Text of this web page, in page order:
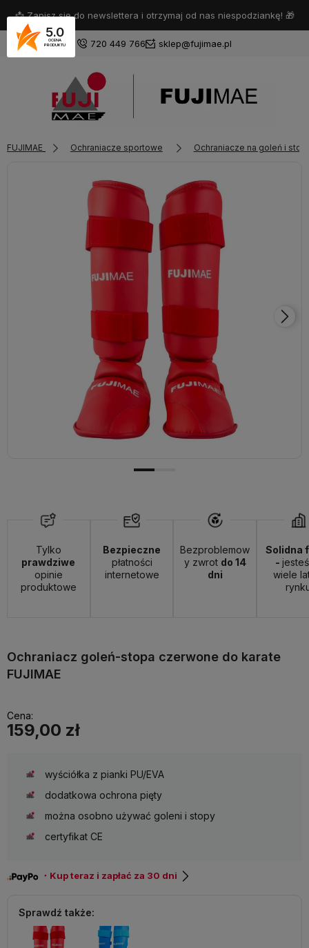
📩 Zapisz się do newslettera i otrzymaj od nas niespodziankę! 🎁
720 449 766 sklep@fujimae.pl
Załóż konto
Wybierz coś dla siebie z naszej aktualnej oferty lub zaloguj
się, aby przywrócić dodane produkty do listy z poprzedniej
FUJIMAE Ochraniacze sportowe Ochraniacze na goleń i
Tylko
prawdziwe
opinie
produktowe
Bezpieczne
płatności
internetowe
Bezproblemow
y zwrot do 14
dni
Solidna
-
wiele
Ochraniacz goleń-stopa czerwone do karate
FUJIMAE
Cena:
159,00 zł
wyściółka z pianki PU/EVA
dodatkowa ochrona pięty
można osobno używać goleni i stopy
certyfikat CE
・Kup teraz i zapłać za 30 dni
Sprawdź także:
5.0
OCENA
PRODUKTU